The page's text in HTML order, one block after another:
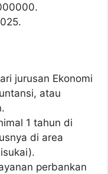
.
jurusan Ekonomi
atau
1 tahun di
di area
perbankan